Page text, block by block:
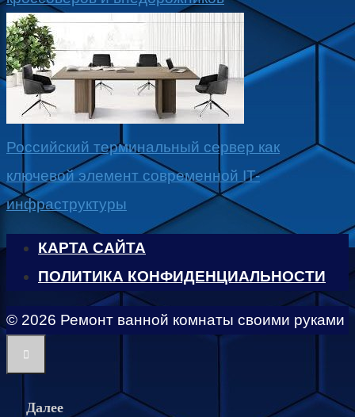
Российский терминальный сервер как
ключевой элемент современной IT-
инфраструктуры
КАРТА САЙТА
ПОЛИТИКА КОНФИДЕНЦИАЛЬНОСТИ
© 2026 Ремонт ванной комнаты своими руками
Далее